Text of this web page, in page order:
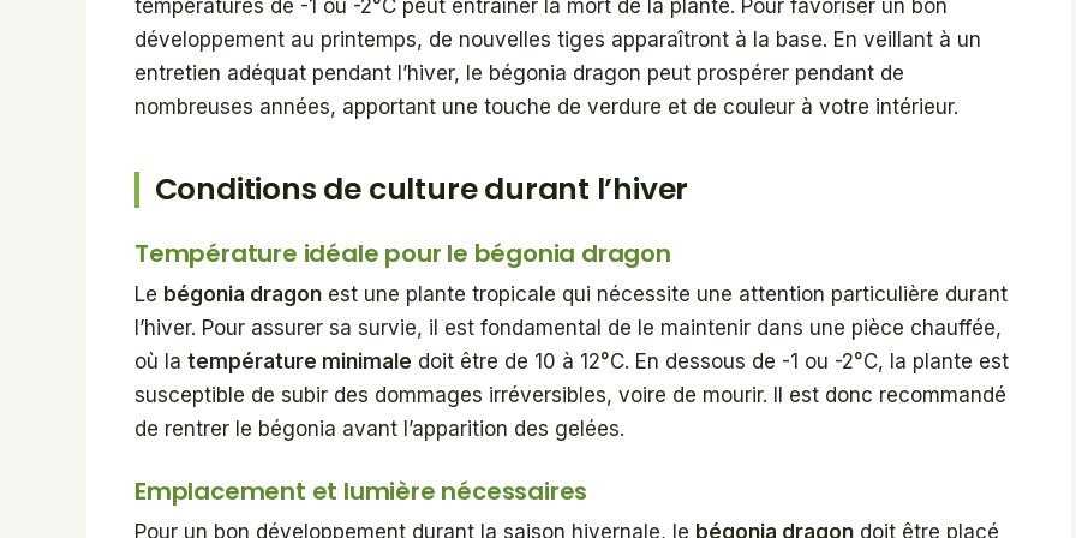
températures de -1 ou -2°C peut entraîner la mort de la plante. Pour favoriser un bon
développement au printemps, de nouvelles tiges apparaîtront à la base. En veillant à un
entretien adéquat pendant l’hiver, le bégonia dragon peut prospérer pendant de
nombreuses années, apportant une touche de verdure et de couleur à votre intérieur.
Conditions de culture durant l’hiver
Température idéale pour le bégonia dragon
Le bégonia dragon est une plante tropicale qui nécessite une attention particulière durant
l’hiver. Pour assurer sa survie, il est fondamental de le maintenir dans une pièce chauffée,
où la température minimale doit être de 10 à 12°C. En dessous de -1 ou -2°C, la plante est
susceptible de subir des dommages irréversibles, voire de mourir. Il est donc recommandé
de rentrer le bégonia avant l’apparition des gelées.
Emplacement et lumière nécessaires
Pour un bon développement durant la saison hivernale, le bégonia dragon doit être placé